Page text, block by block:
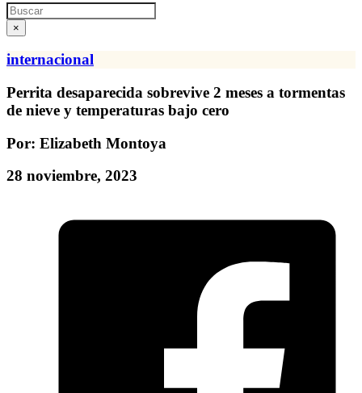
Search
×
internacional
Perrita desaparecida sobrevive 2 meses a tormentas
de nieve y temperaturas bajo cero
Por: Elizabeth Montoya
28 noviembre, 2023